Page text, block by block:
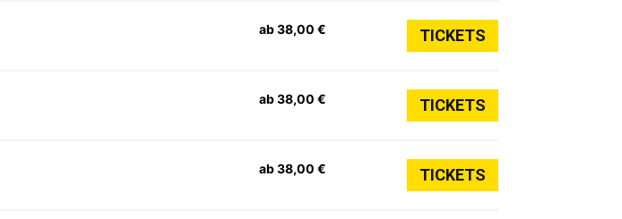
ab 38,00 € TICKETS
ab 38,00 € TICKETS
ab 38,00 € TICKETS